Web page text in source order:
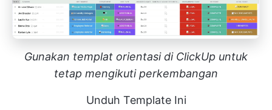
Gunakan templat orientasi di ClickUp untuk
tetap mengikuti perkembangan
Unduh Template Ini